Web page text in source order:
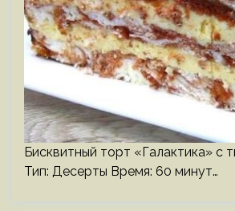
Бисквитный торт «Галактика» с
Тип: Десерты Время: 60 минут…